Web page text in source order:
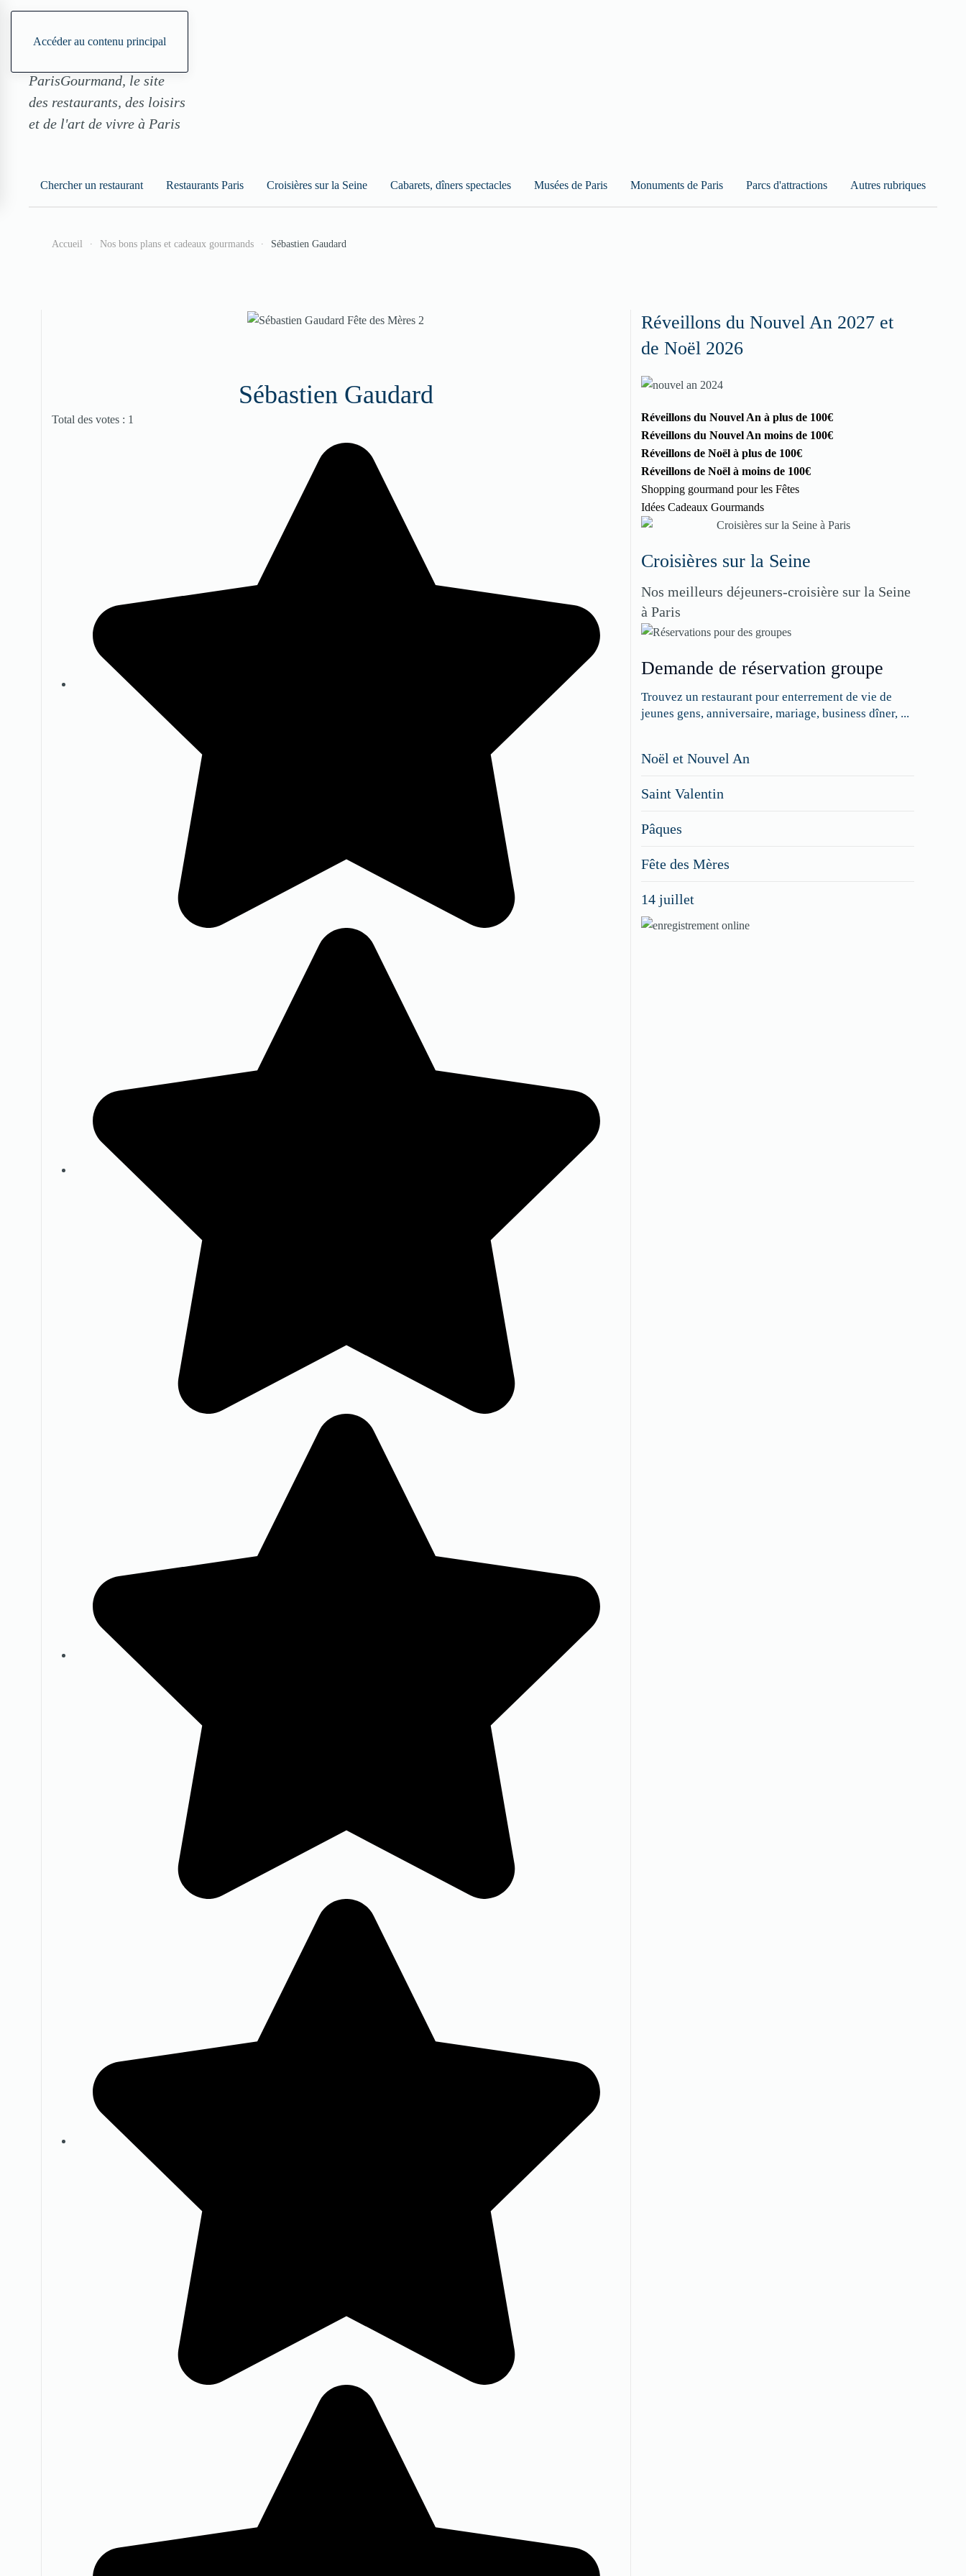
Accéder au contenu principal
ParisGourmand, le site
des restaurants, des loisirs
et de l'art de vivre à Paris
Chercher un restaurant Restaurants Paris Croisières sur la Seine Cabarets, dîners spectacles Musées de Paris Monuments de Paris Parcs d'attractions Autres rubriques
Accueil Nos bons plans et cadeaux gourmands Sébastien Gaudard
Sébastien Gaudard
Vote utilisateur: 4/
Total des votes : 1
Réveillons du Nouvel An 2027 et
de Noël 2026
Réveillons du Nouvel An à plus de 100€
Réveillons du Nouvel An moins de 100€
Réveillons de Noël à plus de 100€
Réveillons de Noël à moins de 100€
Shopping gourmand pour les Fêtes
Idées Cadeaux Gourmands
Croisières sur la Seine
Nos meilleurs déjeuners-croisière sur la Seine
à Paris
Demande de réservation groupe
Trouvez un restaurant pour enterrement de vie de
jeunes gens, anniversaire, mariage, business dîner, ...
figurer
vos
spéciaux
dans
nos
Noël et Nouvel An
Saint Valentin
Pâques
Fête des Mères
14 juillet